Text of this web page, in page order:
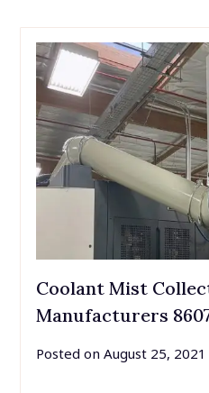
Coolant Mist
Manufacturers
Posted on August 25, 2021